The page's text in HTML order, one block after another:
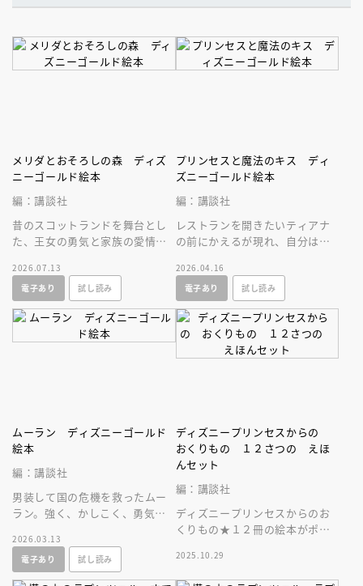
メリダとおそろしの森 ディズ
ニーゴールド絵本
編：講談社
昔のスコットランドを舞台とし
た、王女の勇気と家族の愛情の
ー賞受賞作のゴールド絵本、リ
ニューアル版
2026.07.13
電子あり
試し読み
プリンセスと魔法のキス ディ
ズニーゴールド絵本
編：講談社
レストランを開きたいティアナ
の前にかえるが現れ、自分は王
われキスすると、ティアナもか
えるに！
2026.04.16
電子あり
試し読み
ムーラン ディズニーゴールド
絵本
編：講談社
男装して国の危機を救ったムー
ラン。強く、かしこく、勇気あ
にぜひ読ませたい名作！
2026.03.13
電子あり
試し読み
ディズニープリンセスからの
おくりもの １２さつの えほ
んセット
編：講談社
ディズニープリンセスからのお
くりもの★１２冊の絵本がポケ
ペシャルな一冊。プレゼントに
も最適♪
2025.10.29